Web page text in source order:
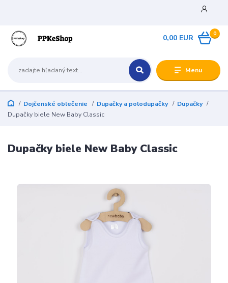
Menu
0
0,00 EUR
Dojčenské oblečenie Dupačky a polodupačky
Dupačky
Dupačky biele New Baby Classic
Dupačky biele New Baby Classic